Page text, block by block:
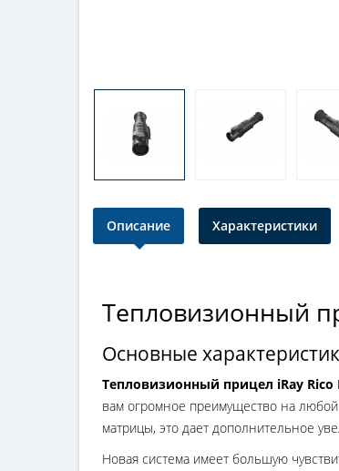
Описание Характеристики
Тепловизионный
Основные
Тепловизионный прицел iRay Rico
вам огромное преимущество на любой
матрицы, это дает дополнительное
Новая система имеет большую